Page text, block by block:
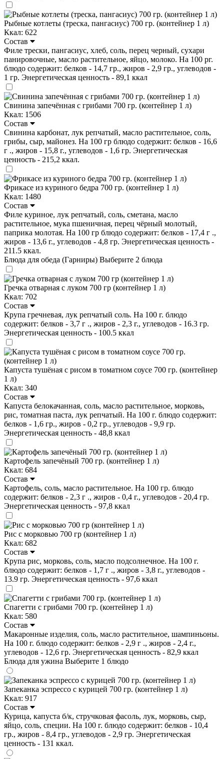
Рыбные котлеты (треска, пангасиус) 700 гр. (контейнер 1 л)
Ккал: 622
Состав
Филе трески, пангасиус, хлеб, соль, перец черный, сухари
панировочные, масло растительное, яйцо, молоко. На 100 рг.
блюдо содержит: белков - 14,7 гр., жиров - 2,9 гр., углеводов -
1 гр. Энергетическая ценность - 89,1 ккал
Свинина запечённая с грибами 700 гр. (контейнер 1 л)
Ккал: 1506
Состав
Свинина карбонат, лук репчатый, масло растительное, соль,
грибы, сыр, майонез. На 100 гр блюдо содержит: белков - 16,6
г ., жиров - 15,8 г., углеводов - 1,6 гр. Энергетическая
ценность - 215,2 ккал.
Фрикасе из куриного бедра 700 гр. (контейнер 1 л)
Ккал: 1480
Состав
Филе куриное, лук репчатый, соль, сметана, масло
растительное, мука пшеничная, перец чёрный молотый,
паприка молотая. На 100 гр блюдо содержит: белков - 17,4 г .,
жиров - 13,6 г., углеводов - 4,8 гр. Энергетическая ценность -
211.5 ккал.
Блюда для обеда (Гарниры) Выберите 2 блюда
Гречка отварная с луком 700 гр (контейнер 1 л)
Ккал: 702
Состав
Крупа гречневая, лук репчатый соль. На 100 г. блюдо
содержит: белков - 3,7 г ., жиров - 2,3 г., углеводов - 16.3 гр.
Энергетическая ценность - 100.5 ккал
Капуста тушёная с рисом в томатном соусе 700 гр. (контейнер
1 л)
Ккал: 340
Состав
Капуста белокачанная, соль, масло растительное, морковь,
рис, томатная паста, лук репчатый. На 100 г. блюдо содержит:
белков - 1,6 гр., жиров - 0,2 гр., углеводов - 9,9 гр.
Энергетическая ценность - 48,8 ккал
Картофель запечёный 700 гр. (контейнер 1 л)
Ккал: 684
Состав
Картофель, соль, масло растительное. На 100 гр. блюдо
содержит: белков - 2,3 г ., жиров - 0,4 г., углеводов - 20,4 гр.
Энергетическая ценность - 97,8 ккал
Рис с морковью 700 гр (контейнер 1 л)
Ккал: 682
Состав
Крупа рис, морковь, соль, масло подсолнечное. На 100 г.
блюдо содержит: белков - 1,7 г ., жиров - 3,8 г., углеводов -
13.9 гр. Энергетическая ценность - 97,6 ккал
Спагетти с грибами 700 гр. (контейнер 1 л)
Ккал: 580
Состав
Макаронные изделия, соль, масло растительное, шампиньоны.
На 100 г. блюдо содержит: белков - 2,9 г ., жиров - 2,4 г.,
углеводов - 12,6 гр. Энергетическая ценность - 82,9 ккал
Блюда для ужина Выберите 1 блюдо
Запеканка эспрессо с курицей 700 гр. (контейнер 1 л)
Ккал: 917
Состав
Курица, капуста б/к, стручковая фасоль, лук, морковь, сыр,
яйцо, соль, специи. На 100 г. блюдо содержит: белков - 10,4
гр., жиров - 8,4 гр., углеводов - 2,9 гр. Энергетическая
ценность - 131 ккал.